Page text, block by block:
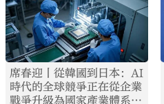
席春迎丨從韓國到日本：AI
時代的全球競爭正在從企業
戰爭升級為國家產業體系戰